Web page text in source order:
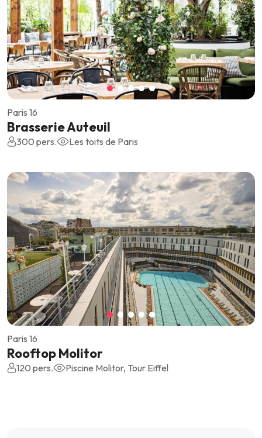
Paris 16
Brasserie Auteuil
300 pers. Les toits de Paris
Paris 16
Rooftop Molitor
120 pers. Piscine Molitor, Tour Eiffel